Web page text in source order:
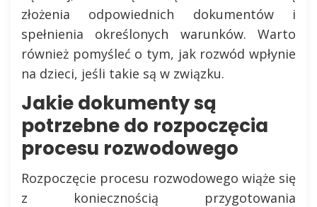
złożenia odpowiednich dokumentów i
spełnienia określonych warunków. Warto
również pomyśleć o tym, jak rozwód wpłynie
na dzieci, jeśli takie są w związku.
Jakie dokumenty są
potrzebne do rozpoczęcia
procesu rozwodowego
Rozpoczęcie procesu rozwodowego wiąże się
z koniecznością przygotowania